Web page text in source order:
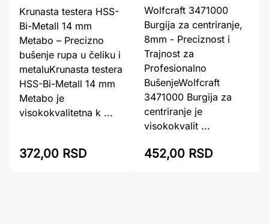
Krunasta testera HSS-
Bi-Metall 14 mm
Metabo – Precizno
bušenje rupa u čeliku i
metaluKrunasta testera
HSS-Bi-Metall 14 mm
Metabo je
visokokvalitetna k ...
372,00 RSD
Wolfcraft 3471000
Burgija za centriranje,
8mm - Preciznost i
Trajnost za
Profesionalno
BušenjeWolfcraft
3471000 Burgija za
centriranje je
visokokvalit ...
452,00 RSD